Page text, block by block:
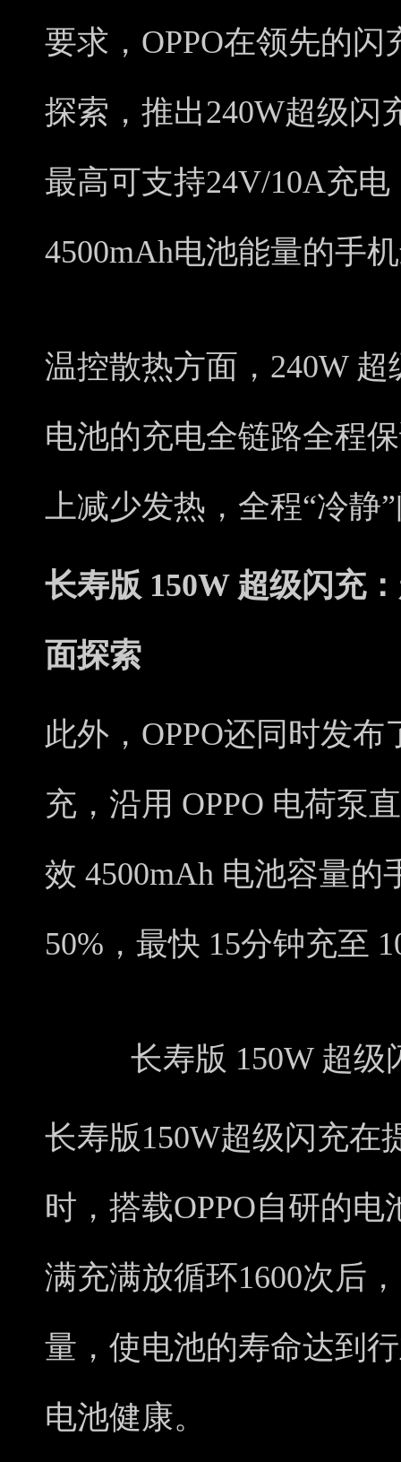
要求，OPPO在领先的
探索，推出240W超级闪
最高可支持24V/10A充
4500mAh电池能量的手
温控散热方面，240W
电池的充电全链路全程
上减少发热，全程“冷静
长寿版 150W 超级闪充
面探索
此外，OPPO还同时发
充，沿用 OPPO 电荷泵
效 4500mAh 电池容量的
50%，最快 15分钟充至
长寿版 150W 超
长寿版150W超级闪充在
时，搭载OPPO自研的
满充满放循环1600次后
量，使电池的寿命达到
电池健康。